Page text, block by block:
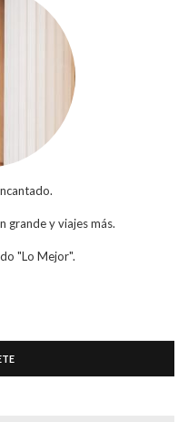
grande y viajes más.
"Lo Mejor".